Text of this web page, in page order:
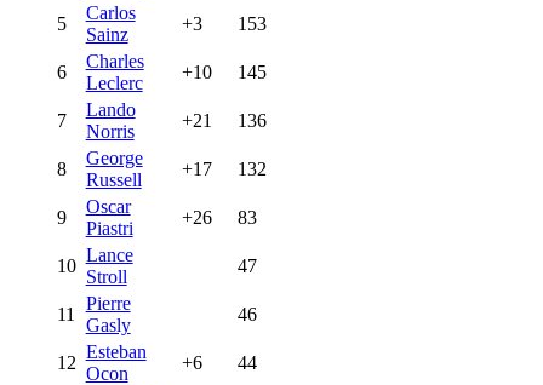
5
Carlos
Sainz
+3 153
6
Charles
Leclerc
+10 145
7
Lando
Norris
+21 136
8
George
Russell
+17 132
9
Oscar
Piastri
+26 83
10
Lance
Stroll
47
11
Pierre
Gasly
46
12
Esteban
Ocon
+6 44